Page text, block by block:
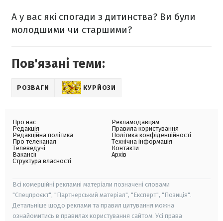
А у вас які спогади з дитинства? Ви були
молодшими чи старшими?
Пов'язані теми:
РОЗВАГИ КУРЙОЗИ
Про нас
Редакція
Редакційна політика
Про телеканал
Телеведучі
Вакансії
Структура власності
Рекламодавцям
Правила користування
Політика конфіденційності
Технічна інформація
Контакти
Архів
Всі комерційні рекламні матеріали позначені словами
"Спецпроєкт", "Партнерський матеріал", "Експерт", "Позиція".
Детальніше щодо реклами та правил цитування можна
ознайомитись в правилах користування сайтом. Усі права